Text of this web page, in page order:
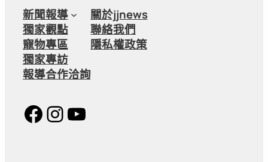
新聞報導
獨家觀點
寵物專區
獨家專訪
報導合作洽詢
關於jjnews
聯絡我們
隱私權政策
Facebook
Instagram
YouTube